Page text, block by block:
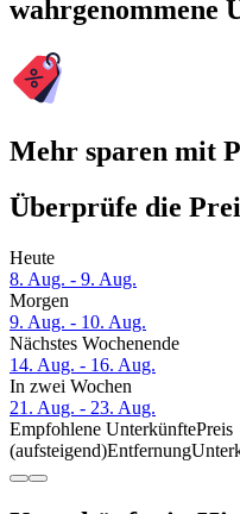
wahrgenommene
Mehr sparen mit
Überprüfe die
Heute
8. Aug. - 9. Aug.
Morgen
9. Aug. - 10. Aug.
Nächstes Wochenende
14. Aug. - 16. Aug.
In zwei Wochen
21. Aug. - 23. Aug.
Empfohlene UnterkünftePreis
(aufsteigend)Entfernung